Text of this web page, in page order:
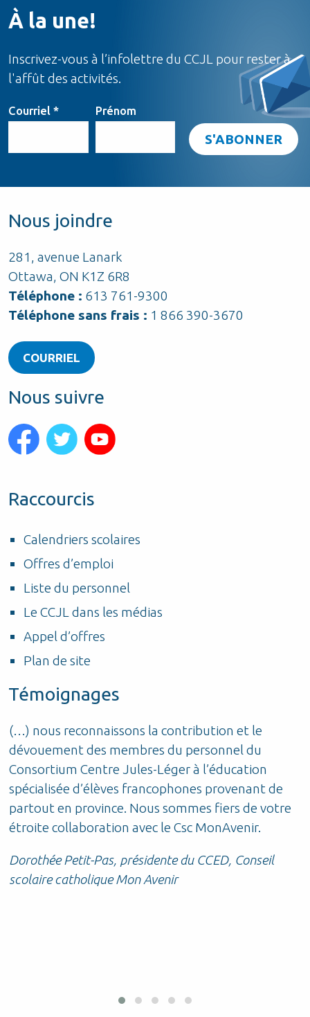
À la une!
Inscrivez-vous à l’infolettre du CCJL pour rester à
l'affût des activités.
Courriel * Prénom
Nous joindre
281, avenue Lanark
Ottawa, ON K1Z 6R8
Téléphone : 613 761-9300
Téléphone sans frais : 1 866 390-3670
COURRIEL
Nous suivre
Raccourcis
Calendriers scolaires
Offres d’emploi
Liste du personnel
Le CCJL dans les médias
Appel d’offres
Plan de site
Témoignages
(…) nous reconnaissons la contribution et le
dévouement des membres du personnel du
Consortium Centre Jules-Léger à l’éducation
spécialisée d’élèves francophones provenant de
partout en province. Nous sommes fiers de votre
étroite collaboration avec le Csc MonAvenir.
Dorothée Petit-Pas, présidente du CCED, Conseil
scolaire catholique Mon Avenir